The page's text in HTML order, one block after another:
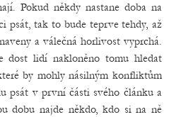
Pokud někdy nastane doba na
psát, tak to bude teprve tehdy, až
a válečná horlivost vyprchá.
dost lidí nakloněno tomu hledat
by mohly násilným konfliktům
psát v první části svého článku a
dobu najde někdo, kdo si na ně